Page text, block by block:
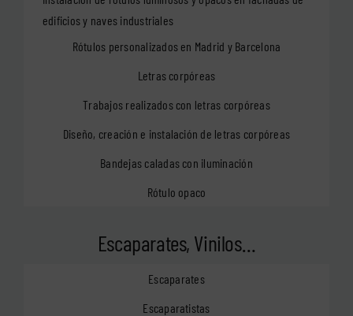
edificios y naves industriales
Rótulos personalizados en Madrid y Barcelona
Letras corpóreas
Trabajos realizados con letras corpóreas
Diseño, creación e instalación de letras corpóreas
Bandejas caladas con iluminación
Rótulo opaco
Escaparates, Vinilos…
Escaparates
Escaparatistas